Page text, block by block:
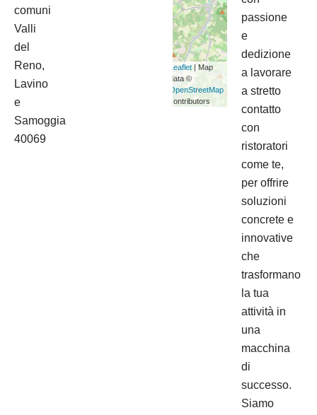
comuni
Valli
del
Reno,
Lavino
e
Samoggia
40069
Leaflet | Map
data ©
OpenStreetMap
contributors
passione
e
dedizione
a lavorare
a stretto
contatto
con
ristoratori
come te,
per offrire
soluzioni
concrete e
innovative
che
trasformano
la tua
attività in
una
macchina
di
successo.
Siamo